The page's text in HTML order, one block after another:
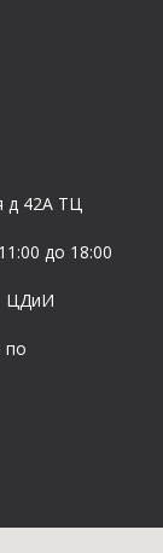
д 42А ТЦ
до 18:00
ЦДиИ
по